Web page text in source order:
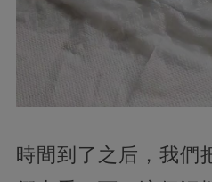
時間到了之后，我們